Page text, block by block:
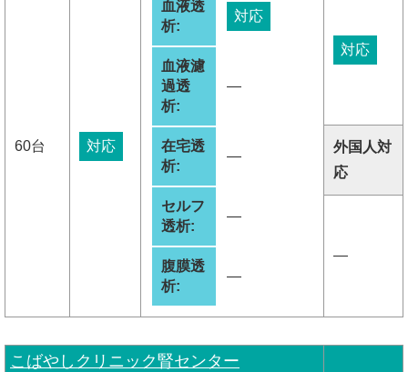
60台 対応
血液透
析:
対応
血液濾
過透
析:
―
在宅透
析:
―
セルフ
透析:
―
腹膜透
析:
―
対応
外国人対
応
―
こばやしクリニック腎センター